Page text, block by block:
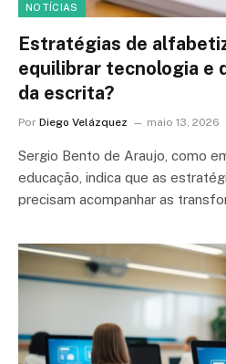
NOTÍCIAS
Estratégias de
equilibrar tecnologia e
da escrita?
Por Diego Velázquez maio 13, 2026
Sergio Bento de Araujo, como
educação, indica que as
precisam acompanhar as